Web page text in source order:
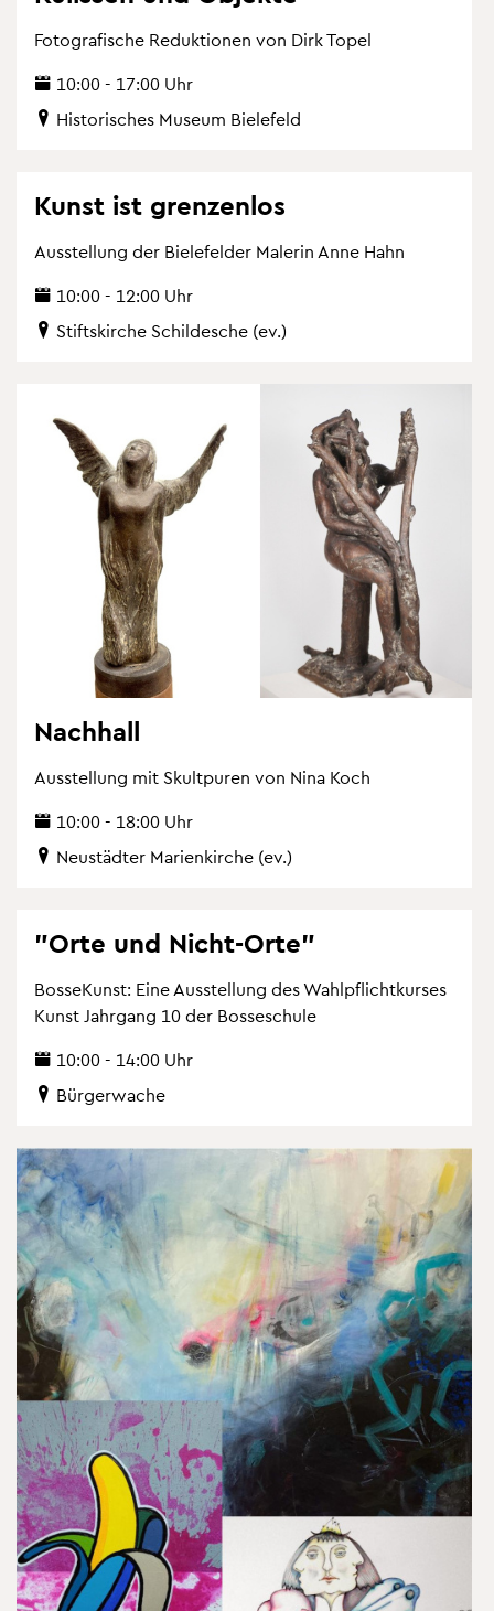
Fo­to­gra­fi­sche Re­duk­tio­nen von Dirk Topel
10:00 - 17:00 Uhr
His­to­ri­sches Mu­se­um Bie­le­feld
Kunst ist gren­zen­los
Aus­stel­lung der Bie­le­fel­der Ma­le­rin Anne Hahn
10:00 - 12:00 Uhr
Stifts­kir­che Schil­desche (ev.)
Nach­hall
Aus­stel­lung mit Skultpu­ren von Nina Koch
10:00 - 18:00 Uhr
Neu­städ­ter Ma­ri­en­kir­che (ev.)
"Orte und Nicht-Orte"
Bos­se­Kunst: Eine Aus­stel­lung des Wahl­pflicht­kur­ses
Kunst Jahr­gang 10 der Bos­se­schu­le
10:00 - 14:00 Uhr
Bür­ger­wa­che